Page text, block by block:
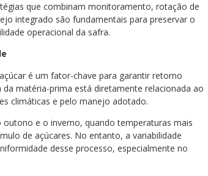
que combinam monitoramento, rotação de
integrado são fundamentais para preservar o
operacional da safra.
é um fator-chave para garantir retorno
matéria-prima está diretamente relacionada ao
climáticas e pelo manejo adotado.
e o inverno, quando temperaturas mais
de açúcares. No entanto, a variabilidade
desse processo, especialmente no